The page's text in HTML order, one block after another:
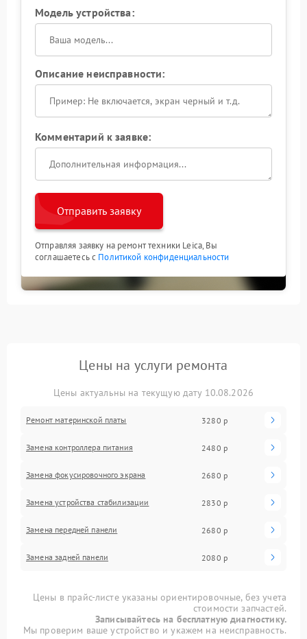
Модель устройства:
Описание неисправности:
Комментарий к заявке:
Отправить заявку
Отправляя заявку на ремонт техники Leica, Вы
соглашаетесь с Политикой конфиденциальности
Цены на услуги ремонта
Цены актуальны на текущую дату 10.08.2026
Ремонт материнской платы 3280 р
Замена контроллера питания 2480 р
Замена фокусировочного экрана 2680 р
Замена устройства стабилизации 2830 р
Замена передней панели 2680 р
Замена задней панели 2080 р
Цены в прайс-листе указаны ориентировочные, без учета
стоимости запчастей.
Записывайтесь на бесплатную диагностику.
Мы проверим ваше устройство и укажем на неисправность.